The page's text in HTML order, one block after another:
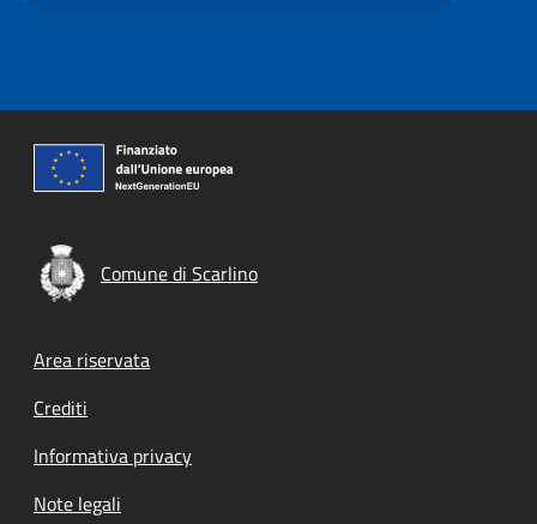
Comune di Scarlino
Footer menu
Area riservata
Crediti
Informativa privacy
Note legali